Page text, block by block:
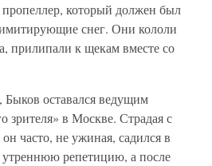
который должен был
снег. Они кололи
прилипали к щекам вместе со
оставался ведущим
зрителя» в Москве. Страдая с
часто, не ужиная, садился в
утреннюю репетицию, а после